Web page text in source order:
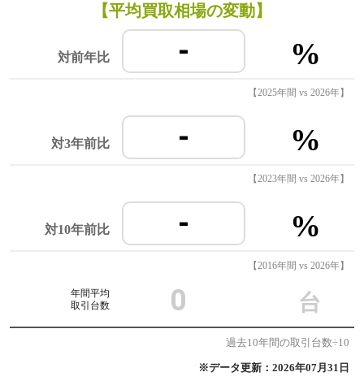
【平均買取相場の変動】
対前年比 - %
【2025年間 vs 2026年】
対3年前比 - %
【2023年間 vs 2026年】
対10年前比 - %
【2016年間 vs 2026年】
年間平均
取引台数
0 台
過去10年間の取引台数÷10
※データ更新：2026年07月31日